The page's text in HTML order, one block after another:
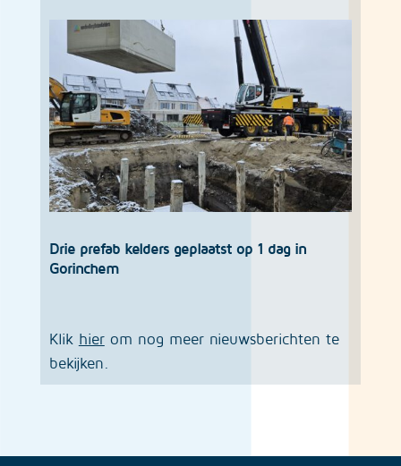
Drie prefab kelders geplaatst op 1 dag in
Gorinchem
Klik hierom nog meer nieuwsberichten te
bekijken.